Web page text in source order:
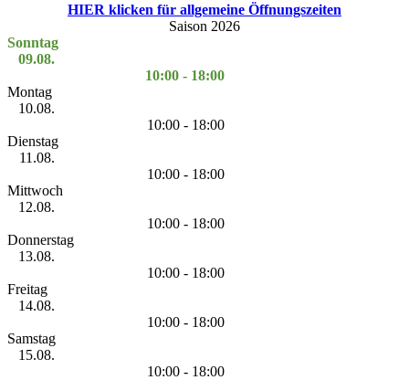
HIER klicken für allgemeine Öffnungszeiten
Saison 2026
Sonntag
09.08.
10:00 - 18:00
Montag
10.08.
10:00 - 18:00
Dienstag
11.08.
10:00 - 18:00
Mittwoch
12.08.
10:00 - 18:00
Donnerstag
13.08.
10:00 - 18:00
Freitag
14.08.
10:00 - 18:00
Samstag
15.08.
10:00 - 18:00